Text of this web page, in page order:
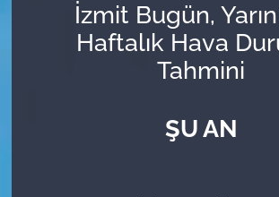
İzmit Bugün,
Haftalık Hava
Tahmini
ŞU AN
Mevzuat
Sağlık Personeli Alımı
Süper Lig Puan Durumu ve
Son Dakika Haberleri